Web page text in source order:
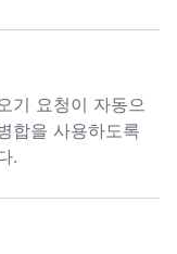
기 요청이 자동으
합을 사용하도록
.